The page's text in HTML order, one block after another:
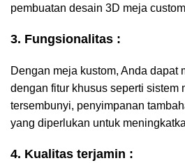
pembuatan desain 3D meja
3. Fungsionalitas :
Dengan meja kustom, Anda dapat
dengan fitur khusus seperti sistem
tersembunyi, penyimpanan
yang diperlukan untuk
4. Kualitas terjamin :